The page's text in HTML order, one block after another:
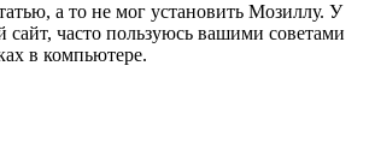
а то не мог установить Мозиллу. У
сайт, часто пользуюсь вашими советами
в компьютере.